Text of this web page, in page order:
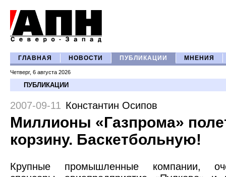
ГЛАВНАЯ НОВОСТИ ПУБЛИКАЦИИ МНЕНИЯ
Четверг, 6 августа 2026
ПУБЛИКАЦИИ
2007-09-11 Константин Осипов
Миллионы «Газпрома»
корзину. Баскетбольную!
Крупные промышленные компании,